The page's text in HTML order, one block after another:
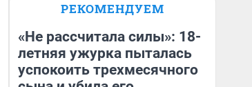
РЕКОМЕНДУЕМ
«Не рассчитала силы»: 18-
летняя ужурка пыталась
успокоить трехмесячного